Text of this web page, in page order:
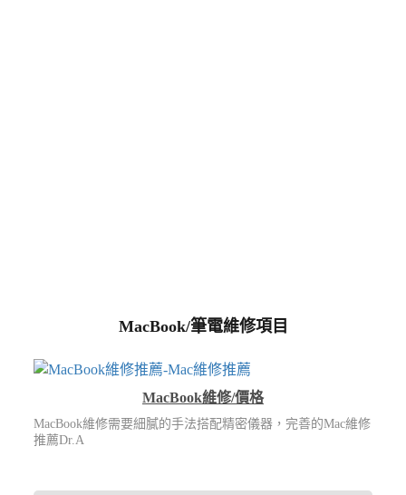
MacBook/筆電維修項目
MacBook維修/價格
MacBook維修需要細膩的手法搭配精密儀器，完善的Mac維修
推薦Dr.A